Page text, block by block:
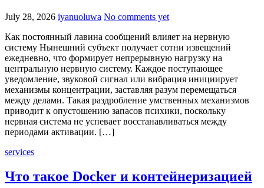
July 28, 2026 iyanuoluwa No comments yet
Как постоянный лавина сообщений влияет на нервную
систему Нынешний субъект получает сотни извещений
ежедневно, что формирует непрерывную нагрузку на
центральную нервную систему. Каждое поступающее
уведомление, звуковой сигнал или вибрация инициирует
механизмы концентрации, заставляя разум перемещаться
между делами. Такая раздробление умственных механизмов
приводит к опустошению запасов психики, поскольку
нервная система не успевает восстанавливаться между
периодами активации. […]
services
Что такое Docker и контейнеризацией